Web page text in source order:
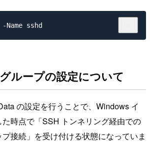
ループの設定について
の設定を行うことで、Windows イ
時点で「SSH トンネリング経由での
接続」を受け付ける状態になっていま